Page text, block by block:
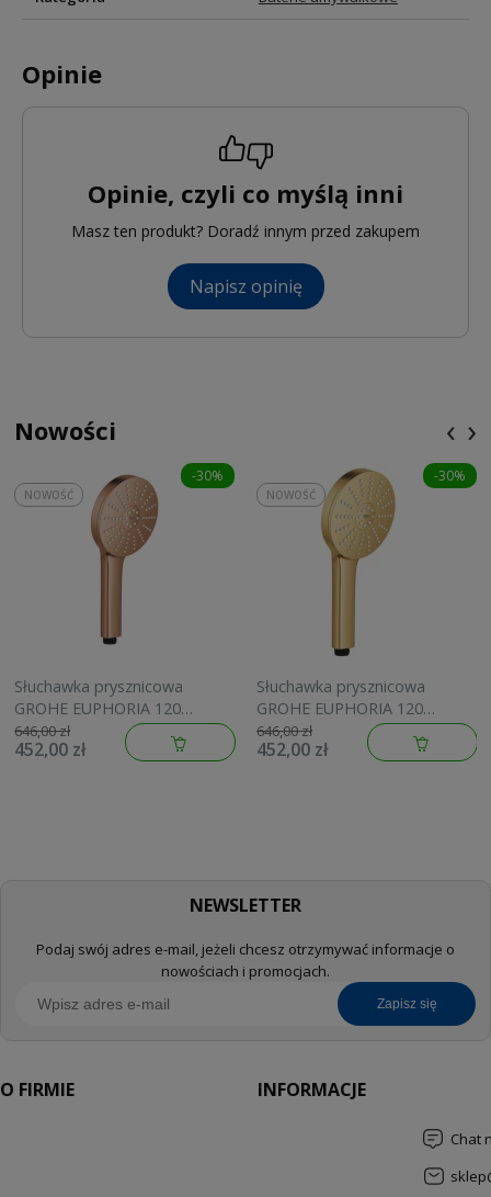
Opinie
Opinie, czyli co myślą inni
Masz ten produkt? Doradź innym przed zakupem
Napisz opinię
Nowości
-30%
Słuchawka prysznicowa
GROHE EUPHORIA 120
brushed warm sunset
134883DL00
646,00 zł
452,00 zł
NOWOŚĆ
-30%
Słuchawka prysznicowa
GROHE EUPHORIA 120
brushed cool sunrise
134883GN00
646,00 zł
452,00 zł
NOWOŚĆ
‹ ›
NEWSLETTER
Podaj swój adres e-mail, jeżeli chcesz otrzymywać informacje o
nowościach i promocjach.
zapisz się
O FIRMIE INFORMACJE
Chat